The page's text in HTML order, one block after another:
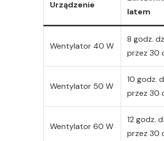
Urządzenie
latem
Wentylator 40 W
8 godz.
przez 30
Wentylator 50 W
10 godz.
przez 30
Wentylator 60 W
12 godz.
przez 30